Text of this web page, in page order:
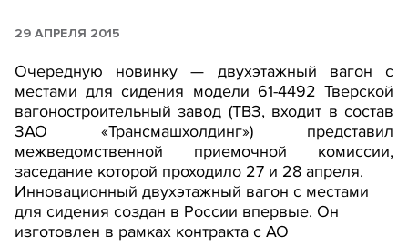
29 АПРЕЛЯ 2015
Очередную новинку — двухэтажный вагон с
местами для сидения модели 61-4492 Тверской
вагоностроительный завод (ТВЗ, входит в состав
ЗАО «Трансмашхолдинг») представил
межведомственной приемочной комиссии,
заседание которой проходило 27 и 28 апреля.
Инновационный двухэтажный вагон с местами
для сидения создан в России впервые. Он
изготовлен в рамках контракта с АО